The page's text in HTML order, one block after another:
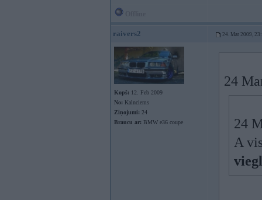
raivers2 24. Mar 2009,
Kopš: 12. Feb 2009
No: Kalnciems
Ziņojumi: 24
Braucu ar: BMW e36 coupe
24
24
A